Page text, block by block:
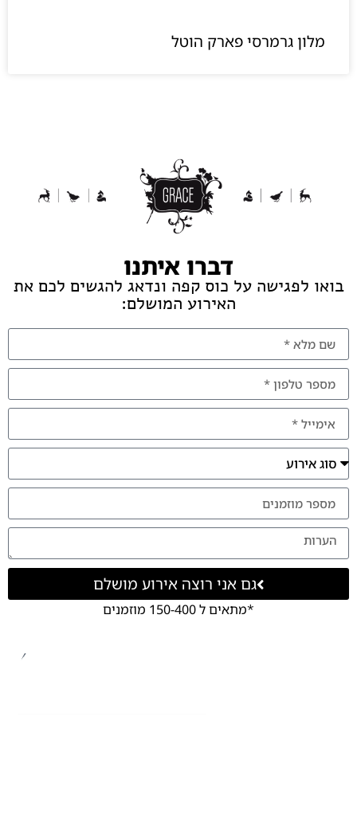
מלון גרמרסי פארק הוטל
דברו איתנו
בואו לפגישה על כוס קפה ונדאג להגשים לכם את
האירוע המושלם:
גם אני רוצה אירוע מושלם
*מתאים ל 150-400 מוזמנים